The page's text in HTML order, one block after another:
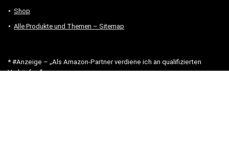
Shop
Alle Produkte und Themen – Sitemap
* #Anzeige – „Als Amazon-Partner verdiene ich an qualifizierten
Verkäufen.“